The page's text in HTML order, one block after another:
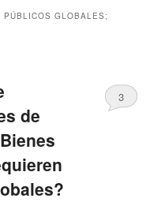
PÚBLICOS GLOBALES;
de
3